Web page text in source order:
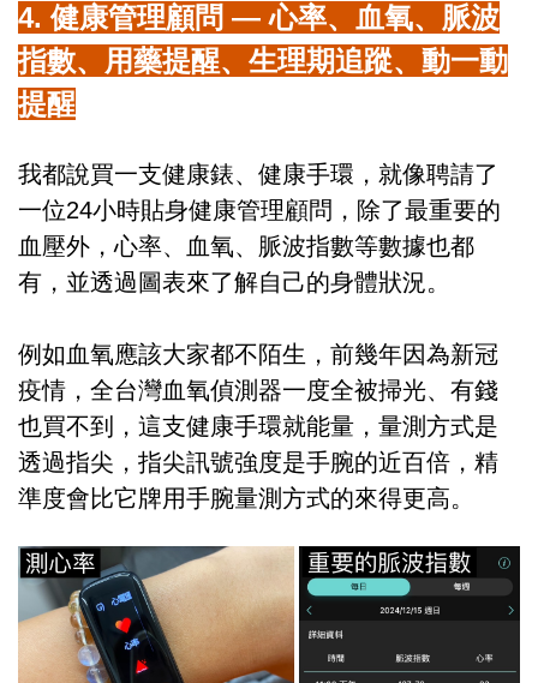
4. 健康管理顧問 — 心率、血氧、脈波
指數、用藥提醒、生理期追蹤、動一動
提醒
我都說買一支健康錶、健康手環，就像聘請了
一位24小時貼身健康管理顧問，除了最重要的
血壓外，心率、血氧、脈波指數等數據也都
有，並透過圖表來了解自己的身體狀況。
例如血氧應該大家都不陌生，前幾年因為新冠
疫情，全台灣血氧偵測器一度全被掃光、有錢
也買不到，這支健康手環就能量，量測方式是
透過指尖，指尖訊號強度是手腕的近百倍，精
準度會比它牌用手腕量測方式的來得更高。